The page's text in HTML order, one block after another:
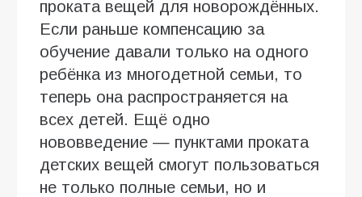
проката вещей для новорождённых.
Если раньше компенсацию за
обучение давали только на одного
ребёнка из многодетной семьи, то
теперь она распространяется на
всех детей. Ещё одно
нововведение — пунктами проката
детских вещей смогут пользоваться
не только полные семьи, но и